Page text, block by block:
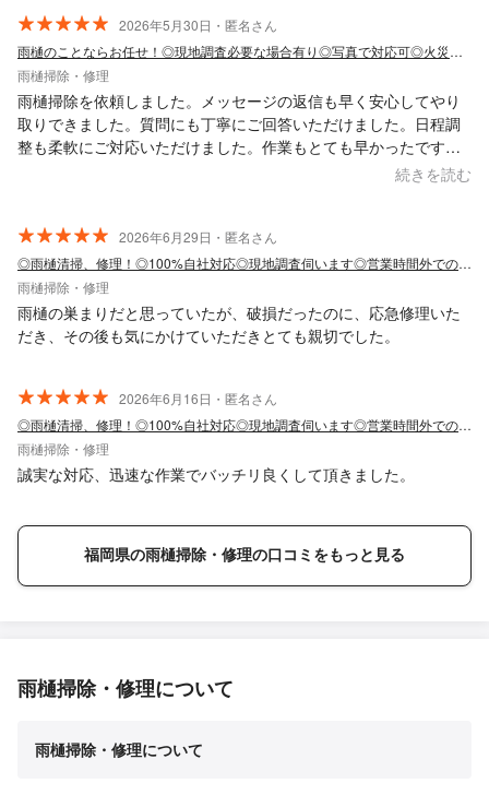
2026年5月30日・匿名さん
雨樋のことならお任せ！◎現地調査必要な場合有り◎写真で対応可◎火災保険適応可能!
雨樋掃除・修理
雨樋掃除を依頼しました。メッセージの返信も早く安心してやり
取りできました。質問にも丁寧にご回答いただけました。日程調
整も柔軟にご対応いただけました。作業もとても早かったです。
続きを読む
2026年6月29日・匿名さん
◎雨樋清掃、修理！◎100%自社対応◎現地調査伺います◎営業時間外での対応可！
雨樋掃除・修理
雨樋の巣まりだと思っていたが、破損だったのに、応急修理いた
だき、その後も気にかけていただきとても親切でした。
2026年6月16日・匿名さん
◎雨樋清掃、修理！◎100%自社対応◎現地調査伺います◎営業時間外での対応可！
雨樋掃除・修理
誠実な対応、迅速な作業でバッチリ良くして頂きました。
福岡県の雨樋掃除・修理の口コミをもっと見る
雨樋掃除・修理について
雨樋掃除・修理について